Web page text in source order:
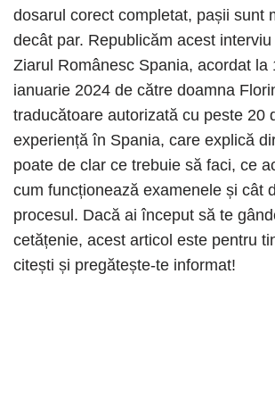
dosarul corect completat, pașii sunt
decât par. Republicăm acest
Ziarul Românesc Spania, acordat la
ianuarie 2024 de către doamna
traducătoare autorizată cu peste 20
experiență în Spania, care explică
poate de clar ce trebuie să faci, ce
cum funcționează examenele și cât
procesul. Dacă ai început să te
cetățenie, acest articol este pentru
citești și pregătește-te informat!